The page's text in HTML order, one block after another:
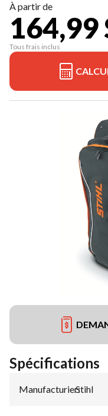
À partir de
164,99
Tous frais inclus
Spécifications
Manufacturier:
Stihl